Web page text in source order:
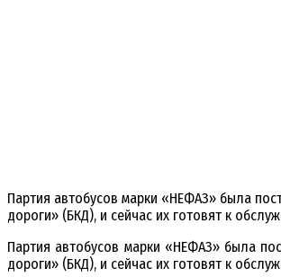
Партия автобусов марки «НЕФАЗ» была
дороги» (БКД), и сейчас их готовят к
Партия автобусов марки «НЕФАЗ» была
дороги» (БКД), и сейчас их готовят к